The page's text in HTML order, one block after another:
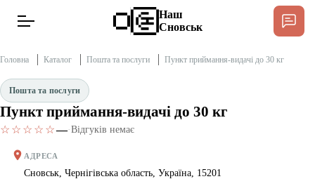
Новини
Спільнота Місцевих
Наш
Сновськ
Головна Каталог Пошта та послуги Пункт приймання-видачі до 30 кг
Пошта та послуги
Пункт приймання-видачі до 30 кг
☆☆☆☆☆—·Відгуків немає
АДРЕСА
Сновськ, Чернігівська область, Україна, 15201